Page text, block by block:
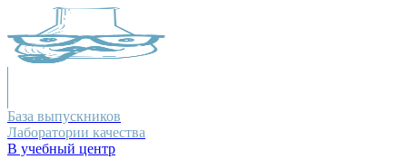
База выпускников
Лаборатории качества
В учебный центр